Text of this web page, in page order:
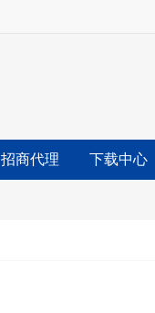
招商代理 下载中心